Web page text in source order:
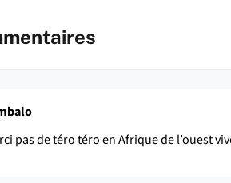
pas de téro téro en Afrique de l’ouest